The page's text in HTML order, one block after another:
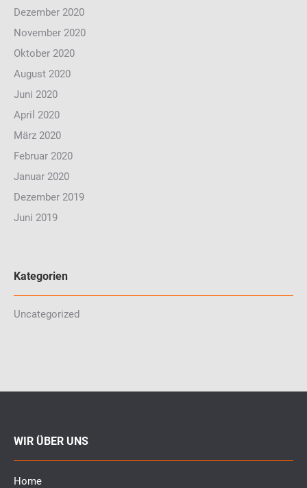
Dezember 2020
November 2020
Oktober 2020
August 2020
Juni 2020
April 2020
März 2020
Februar 2020
Januar 2020
Dezember 2019
Juni 2019
Kategorien
Uncategorized
WIR ÜBER UNS
Home